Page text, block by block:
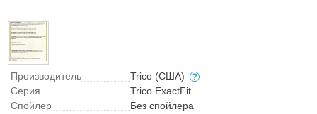
Производитель
Trico (США)
Серия
Trico ExactFit
Спойлер
Без спойлера